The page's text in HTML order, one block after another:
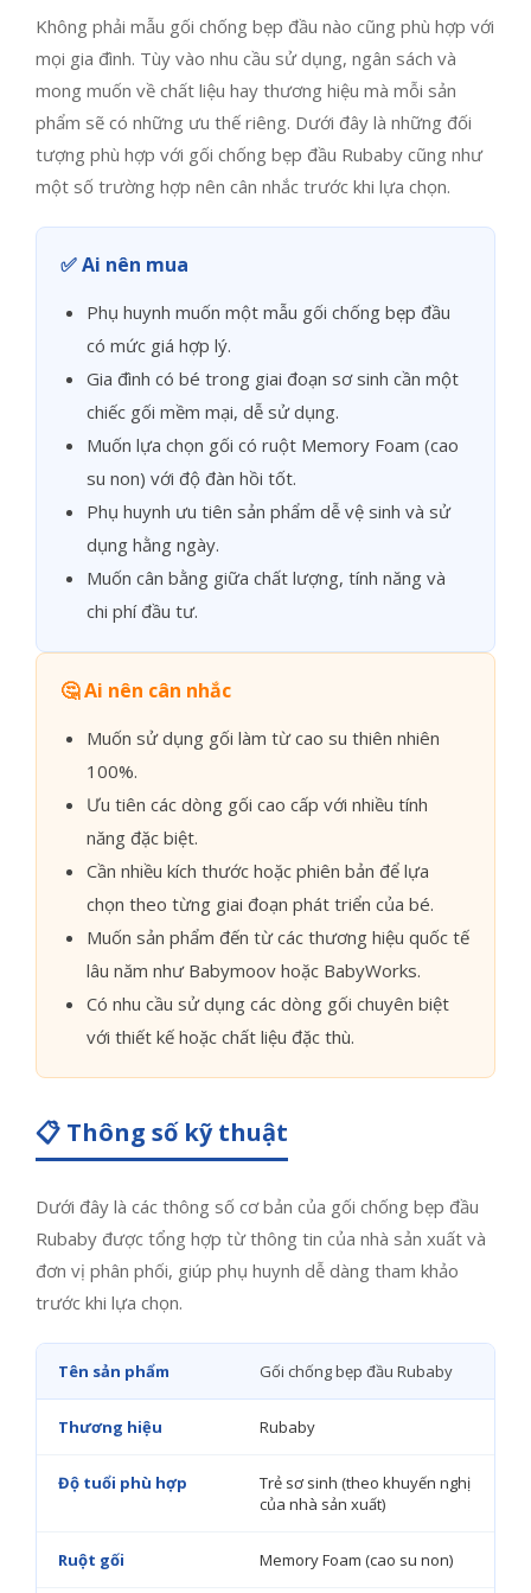
Không phải mẫu gối chống bẹp đầu nào cũng phù hợp với
mọi gia đình. Tùy vào nhu cầu sử dụng, ngân sách và
mong muốn về chất liệu hay thương hiệu mà mỗi sản
phẩm sẽ có những ưu thế riêng. Dưới đây là những đối
tượng phù hợp với gối chống bẹp đầu Rubaby cũng như
một số trường hợp nên cân nhắc trước khi lựa chọn.
✅ Ai nên mua
Phụ huynh muốn một mẫu gối chống bẹp đầu
có mức giá hợp lý.
Gia đình có bé trong giai đoạn sơ sinh cần một
chiếc gối mềm mại, dễ sử dụng.
Muốn lựa chọn gối có ruột Memory Foam (cao
su non) với độ đàn hồi tốt.
Phụ huynh ưu tiên sản phẩm dễ vệ sinh và sử
dụng hằng ngày.
Muốn cân bằng giữa chất lượng, tính năng và
chi phí đầu tư.
🤔 Ai nên cân nhắc
Muốn sử dụng gối làm từ cao su thiên nhiên
100%.
Ưu tiên các dòng gối cao cấp với nhiều tính
năng đặc biệt.
Cần nhiều kích thước hoặc phiên bản để lựa
chọn theo từng giai đoạn phát triển của bé.
Muốn sản phẩm đến từ các thương hiệu quốc tế
lâu năm như Babymoov hoặc BabyWorks.
Có nhu cầu sử dụng các dòng gối chuyên biệt
với thiết kế hoặc chất liệu đặc thù.
📋 Thông số kỹ thuật
Dưới đây là các thông số cơ bản của gối chống bẹp đầu
Rubaby được tổng hợp từ thông tin của nhà sản xuất và
đơn vị phân phối, giúp phụ huynh dễ dàng tham khảo
trước khi lựa chọn.
Tên sản phẩm Gối chống bẹp đầu Rubaby
Thương hiệu Rubaby
Độ tuổi phù hợp
Trẻ sơ sinh (theo khuyến nghị
của nhà sản xuất)
Ruột gối Memory Foam (cao su non)